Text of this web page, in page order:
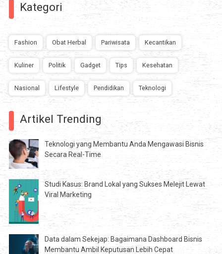
Kategori
Fashion Obat Herbal Pariwisata Kecantikan
Kuliner Politik Gadget Tips Kesehatan
Nasional Lifestyle Pendidikan Teknologi
Artikel Trending
Teknologi yang Membantu Anda Mengawasi Bisnis
Secara Real-Time
Studi Kasus: Brand Lokal yang Sukses Melejit Lewat
Viral Marketing
Data dalam Sekejap: Bagaimana Dashboard Bisnis
Membantu Ambil Keputusan Lebih Cepat